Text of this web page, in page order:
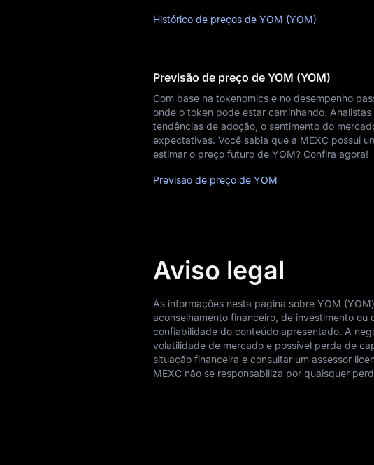
Histórico de preços de YOM (YOM)
Previsão de preço de YOM (YOM)
Com base na tokenomics e no desempenho
onde o token pode estar caminhando.
tendências de adoção, o sentimento do
expectativas. Você sabia que a MEXC possui
estimar o preço futuro de YOM? Confira agora!
Previsão de preço de YOM
Aviso legal
As informações nesta página sobre YOM
aconselhamento financeiro, de investimento
confiabilidade do conteúdo apresentado. A
volatilidade de mercado e possível perda de
situação financeira e consultar um assessor
MEXC não se responsabiliza por quaisquer